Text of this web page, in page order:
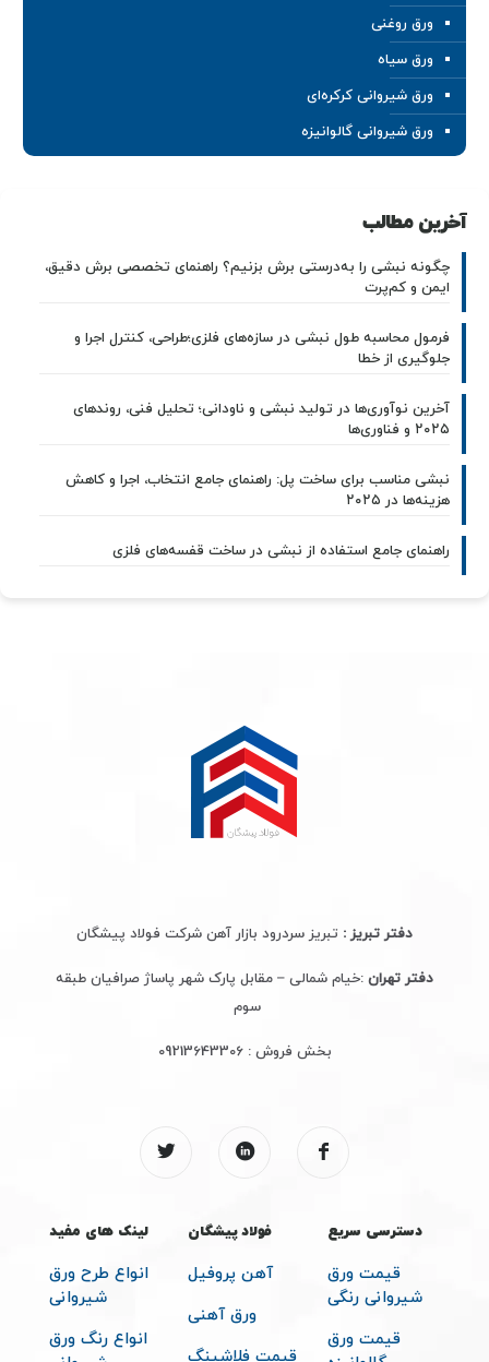
ورق روغنی
ورق سیاه
ورق شیروانی کرکره‌ای
ورق شیروانی گالوانیزه
آخرین مطالب
چگونه نبشی را به‌درستی برش بزنیم؟ راهنمای تخصصی برش دقیق،
ایمن و کم‌پرت
فرمول محاسبه طول نبشی در سازه‌های فلزی؛طراحی، کنترل اجرا و
جلوگیری از خطا
آخرین نوآوری‌ها در تولید نبشی و ناودانی؛ تحلیل فنی، روندهای
۲۰۲۵ و فناوری‌ها
نبشی مناسب برای ساخت پل: راهنمای جامع انتخاب، اجرا و کاهش
هزینه‌ها در ۲۰۲۵
راهنمای جامع استفاده از نبشی در ساخت قفسه‌های فلزی
دفتر تبریز : تبریز سردرود بازار آهن شرکت فولاد پیشگان
دفتر تهران :خیام شمالی – مقابل پارک شهر پاساژ صرافیان طبقه
سوم
بخش فروش :09213643306
دسترسی سریع
قیمت ورق
شیروانی رنگی
قیمت ورق
فولاد پیشگان
آهن پروفیل
ورق آهنی
قیمت فلاشینگ
لینک های مفید
انواع طرح ورق
شیروانی
انواع رنگ ورق